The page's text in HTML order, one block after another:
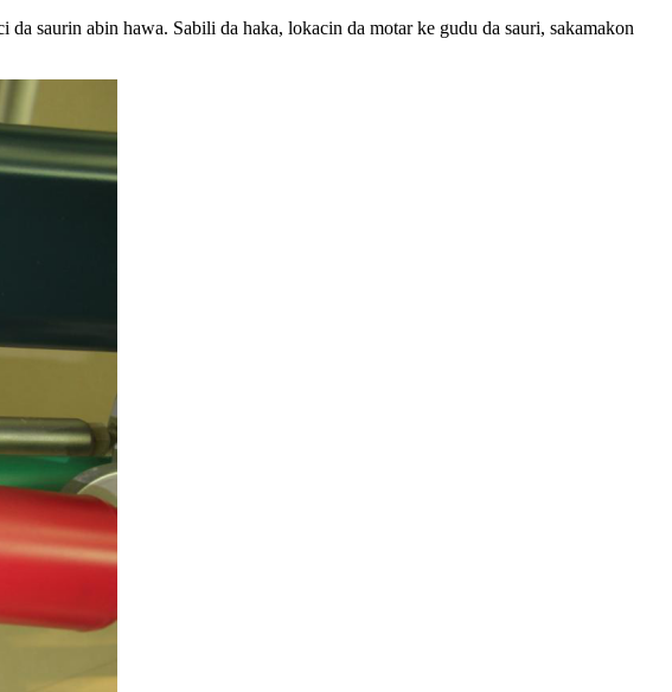
saurin abin hawa. Sabili da haka, lokacin da motar ke gudu da sauri, sakamakon